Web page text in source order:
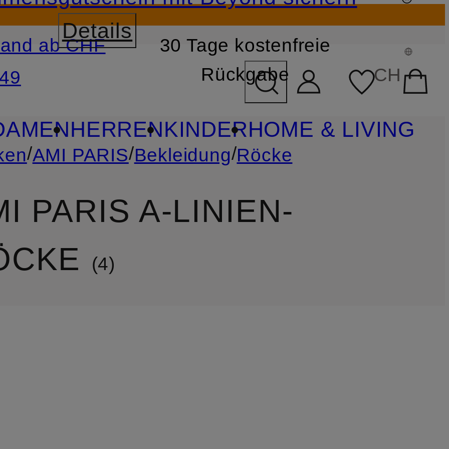
ZUM SUCHFELD ÜBERSPRINGEN
Details
ab CHF
30 Tage kostenfreie
Rückgabe
CH
HERRENKINDERHOME & LIVING
/AMI PARIS/Bekleidung/Röcke
PARIS A-LINIEN-
4